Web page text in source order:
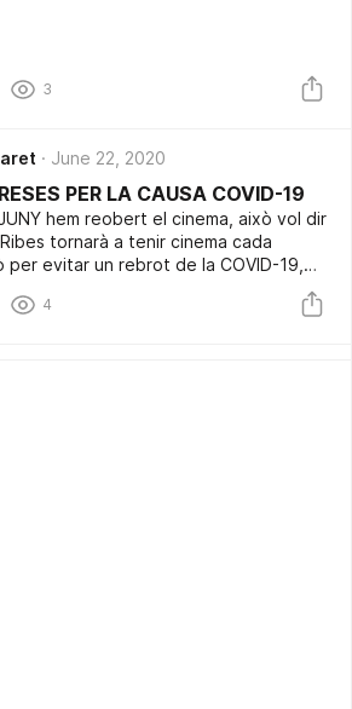
3
June 22, 2020
PER LA CAUSA COVID-19
hem reobert el cinema, això vol dir
tornarà a tenir cinema cada
per evitar un rebrot de la COVID-19,
4